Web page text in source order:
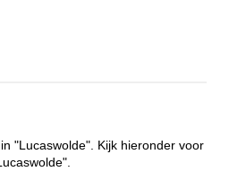
"Lucaswolde". Kijk hieronder voor